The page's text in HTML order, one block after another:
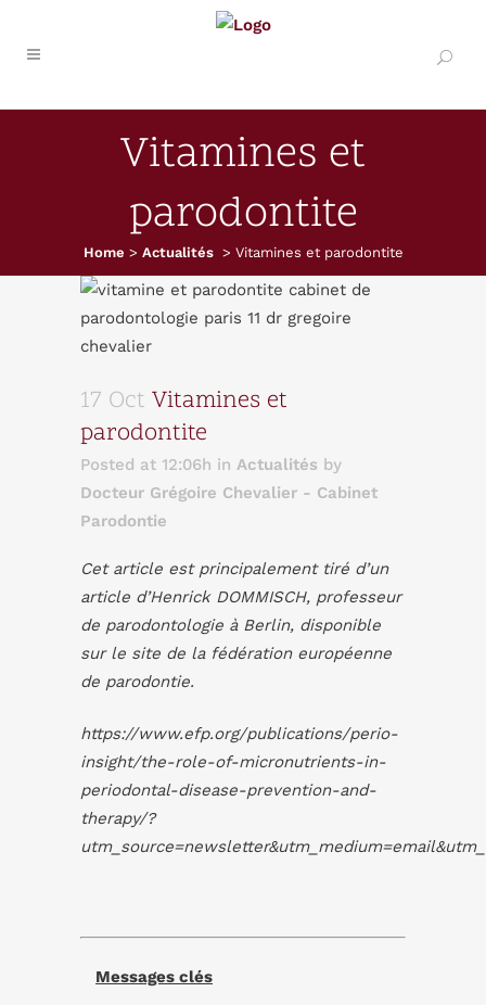
Vitamines et
parodontite
Home > Actualités > Vitamines et parodontite
17 Oct Vitamines et
parodontite
Posted at 12:06h in Actualités by
Docteur Grégoire Chevalier - Cabinet
Parodontie
Cet article est principalement tiré d’un
article d’Henrick DOMMISCH, professeur
de parodontologie à Berlin, disponible
sur le site de la fédération européenne
de parodontie.
https://www.efp.org/publications/perio-
insight/the-role-of-micronutrients-in-
periodontal-disease-prevention-and-
therapy/?
Messages clés